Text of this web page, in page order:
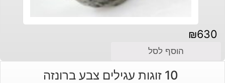
₪630
הוסף לסל
10 זוגות עגילים צבע ברונזה